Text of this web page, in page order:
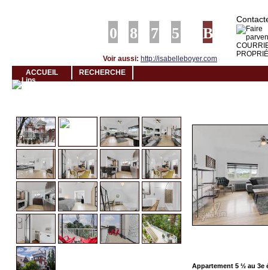
Voir aussi: http://isabelleboyer.com
ACCUEIL RECHERCHE
Appartement 5 ½ au 3e